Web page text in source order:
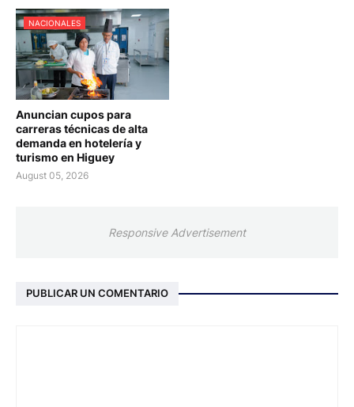
NACIONALES
Anuncian cupos para
carreras técnicas de alta
demanda en hotelería y
turismo en Higuey
August 05, 2026
Responsive Advertisement
PUBLICAR UN COMENTARIO